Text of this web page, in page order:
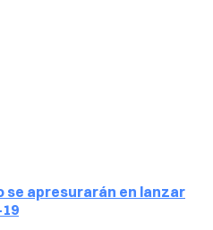
se apresurarán en lanzar